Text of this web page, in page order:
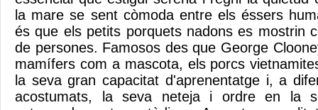
la mare se sent còmoda entre els éssers
és que els petits porquets nadons es mostrin
de persones. Famosos des que George
mamífers com a mascota, els porcs
la seva gran capacitat d'aprenentatge i, a
acostumats, la seva neteja i ordre en la